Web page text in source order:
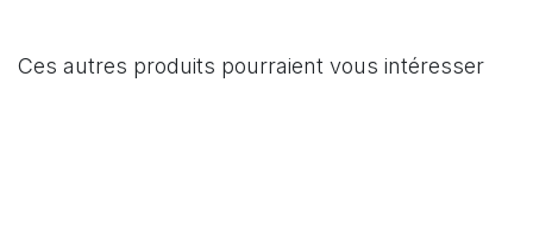
Ces autres produits pourraient vous intéresser